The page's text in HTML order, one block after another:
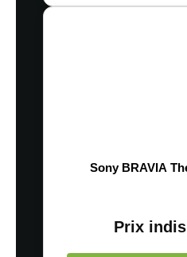
Sony BRAVIA
Prix